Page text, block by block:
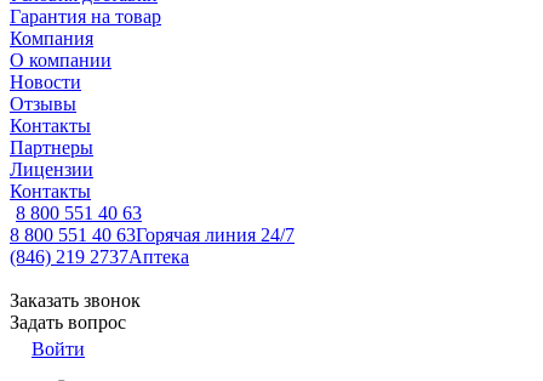
Гарантия на товар
Компания
О компании
Новости
Отзывы
Контакты
Партнеры
Лицензии
Контакты
8 800 551 40 63
8 800 551 40 63Горячая линия 24/7
(846) 219 2737Аптека
Заказать звонок
Задать вопрос
Войти